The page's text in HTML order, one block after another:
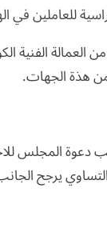
الفنية
هذة الجهات.
المجلس
يرجح